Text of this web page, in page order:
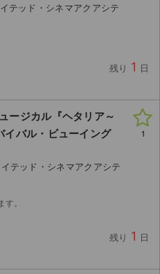
ッド・シネマアクアシテ
残り 1 日
ジカル『ヘタリア～
バル・ビューイング
テッド・シネマアクアシテ
。
残り 1 日
1